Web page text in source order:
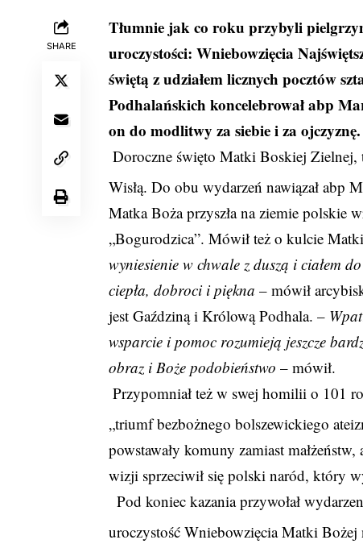
SHARE
Tłumnie jak co roku przybyli
uroczystości: Wniebowzięcia
świętą z udziałem licznych pocztów
Podhalańskich koncelebrował abp
on do modlitwy za siebie i za ojczyznę.
Doroczne święto Matki Boskiej Zielnej,
Wisłą. Do obu wydarzeń nawiązał abp
Matka Boża przyszła na ziemie polskie
„Bogurodzica”. Mówił też o kulcie
wyniesienie w chwale z duszą i ciałem
ciepła, dobroci i piękna– mówił
jest Gaździną i Królową Podhala. –
wsparcie i pomoc rozumieją jeszcze
obraz i Boże podobieństwo – mówił.
Przypomniał też w swej homilii o 101
„triumf bezbożnego bolszewickiego
powstawały komuny zamiast
wizji sprzeciwił się polski naród, który
Pod koniec kazania przywołał
uroczystość Wniebowzięcia Matki Bożej